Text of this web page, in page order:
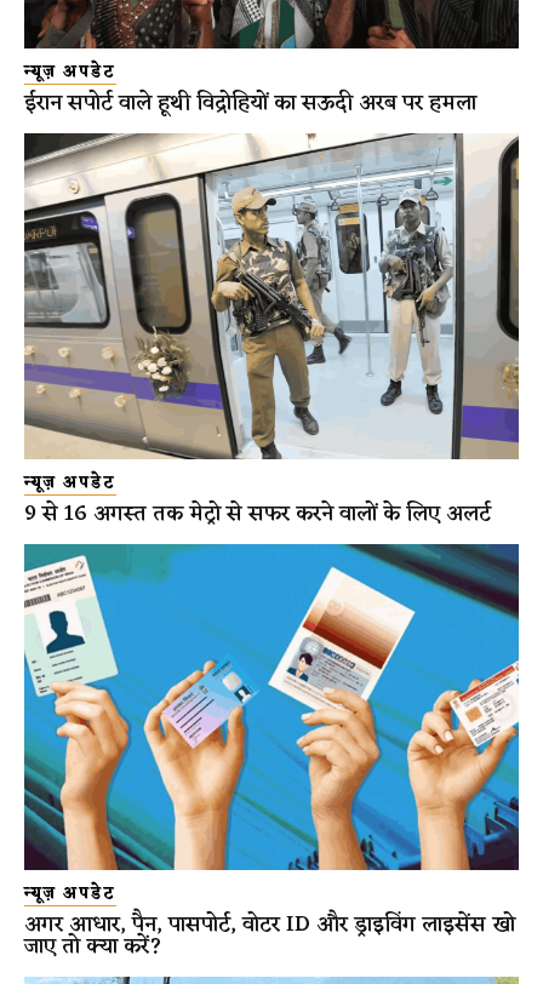
न्यूज़ अपडेट
ईरान सपोर्ट वाले हूथी विद्रोहियों का सऊदी अरब पर हमला
न्यूज़ अपडेट
9 से 16 अगस्त तक मेट्रो से सफर करने वालों के लिए अलर्ट
न्यूज़ अपडेट
अगर आधार, पैन, पासपोर्ट, वोटर ID और ड्राइविंग लाइसेंस खो
जाए तो क्या करें?